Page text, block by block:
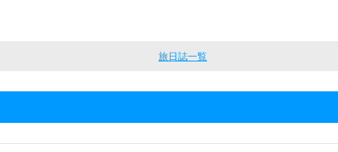
旅日誌一覧